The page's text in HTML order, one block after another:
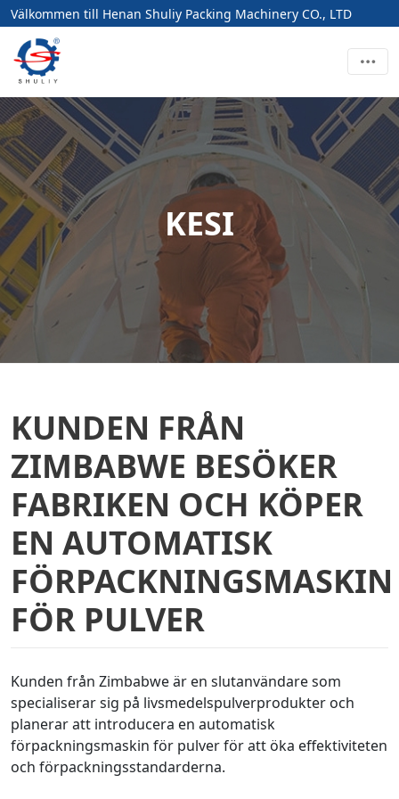
Välkommen till Henan Shuliy Packing Machinery CO., LTD
KESI
KUNDEN FRÅN
ZIMBABWE BESÖKER
FABRIKEN OCH KÖPER
EN AUTOMATISK
FÖRPACKNINGSMASKIN
FÖR PULVER
Kunden från Zimbabwe är en slutanvändare som
specialiserar sig på livsmedelspulverprodukter och
planerar att introducera en automatisk
förpackningsmaskin för pulver för att öka effektiviteten
och förpackningsstandarderna.